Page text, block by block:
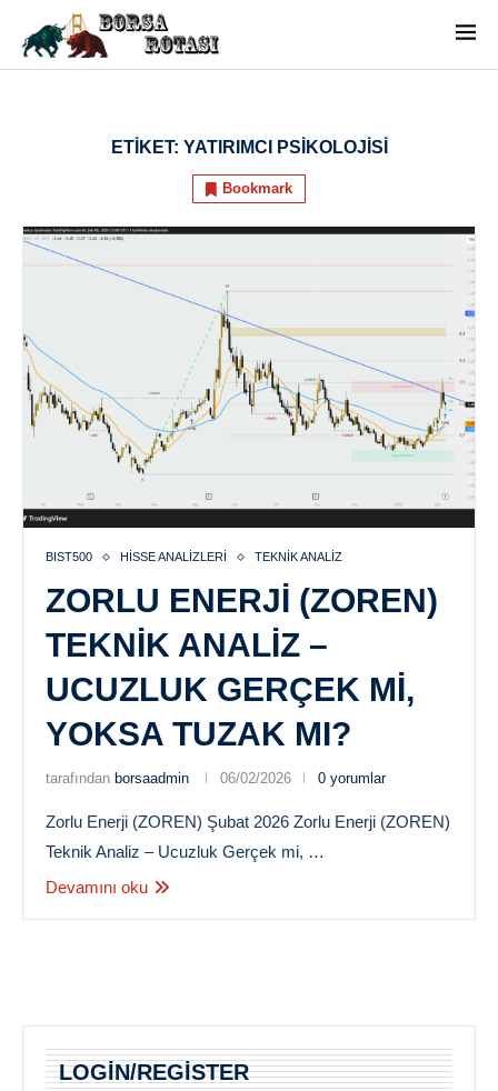
ETIKET: YATIRIMCI PSIKOLOJISI
Bookmark
BIST500 HISSE ANALIZLERI TEKNIK ANALIZ
ZORLU ENERJI (ZOREN)
TEKNIK ANALIZ –
UCUZLUK GERÇEK MI,
YOKSA TUZAK MI?
tarafından borsaadmin 06/02/2026 0 yorumlar
Zorlu Enerji (ZOREN) Şubat 2026 Zorlu Enerji (ZOREN)
Teknik Analiz – Ucuzluk Gerçek mi, …
Devamını oku
LOGIN/REGISTER